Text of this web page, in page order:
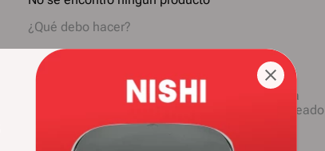
¿Qué debo hacer?
Comprueba los términos ingresados
Intenta utilizar una sola palabra
Utiliza términos genéricos en la búsqueda
Intenta buscar sinónimos del término deseado